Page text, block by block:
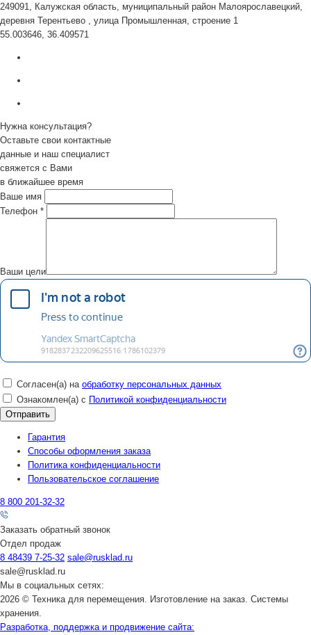
249091, Калужская область, муниципальный район Малоярославецкий,
деревня Терентьево , улица Промышленная, строение 1
55.003646, 36.409571
Нужна консультация?
Оставьте свои контактные
данные и наш специалист
свяжется с Вами
в ближайшее время
Ваше имя
Телефон *
Ваши цели
Согласен(а) на обработку персональных данных
Ознакомлен(а) с Политикой конфиденциальности
Гарантия
Способы оформления заказа
Политика конфиденциальности
Пользовательское соглашение
8 800 201-32-32
Заказать обратный звонок
Отдел продаж
8 48439 7-25-32 sale@rusklad.ru
sale@rusklad.ru
Мы в социальных сетях:
2026 © Техника для перемещения. Изготовление на заказ. Системы
хранения.
Разработка, поддержка и продвижение сайта: